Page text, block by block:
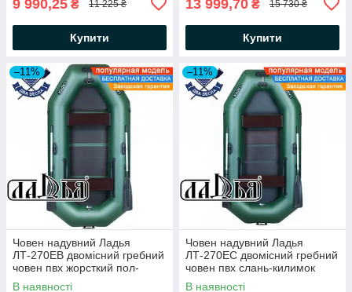
9 990,25 ₴ 11 225 ₴
Купити
13 999,70 ₴ 15 730 ₴
Купити
–11%
Човен надувний Ладья
ЛТ-270ЕВ двомісний гребний
човен пвх жорсткий пол-
книжка балони 37 сдвижн сід
В наявності
–11%
Човен надувний Ладья
ЛТ-270ЕС двомісний гребний
човен пвх слань-килимок
балони 37 сдвиж сід човен
В наявності